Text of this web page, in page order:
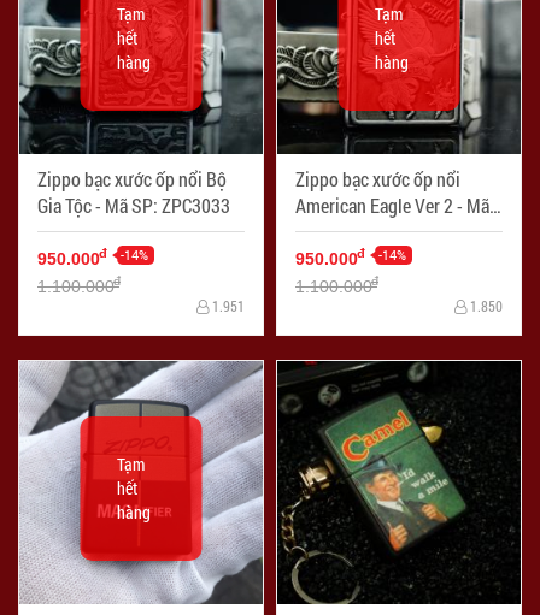
Zippo bạc xước ốp nổi Bộ
Gia Tộc - Mã SP: ZPC3033
Tạm
hết
hàng
950.000đ -14%
1.100.000đ
1.951
Zippo bạc xước ốp nổi
American Eagle Ver 2 - Mã
SP: ZPC3036-1
Tạm
hết
hàng
950.000đ -14%
1.100.000đ
1.850
Tạm
hết
hàng